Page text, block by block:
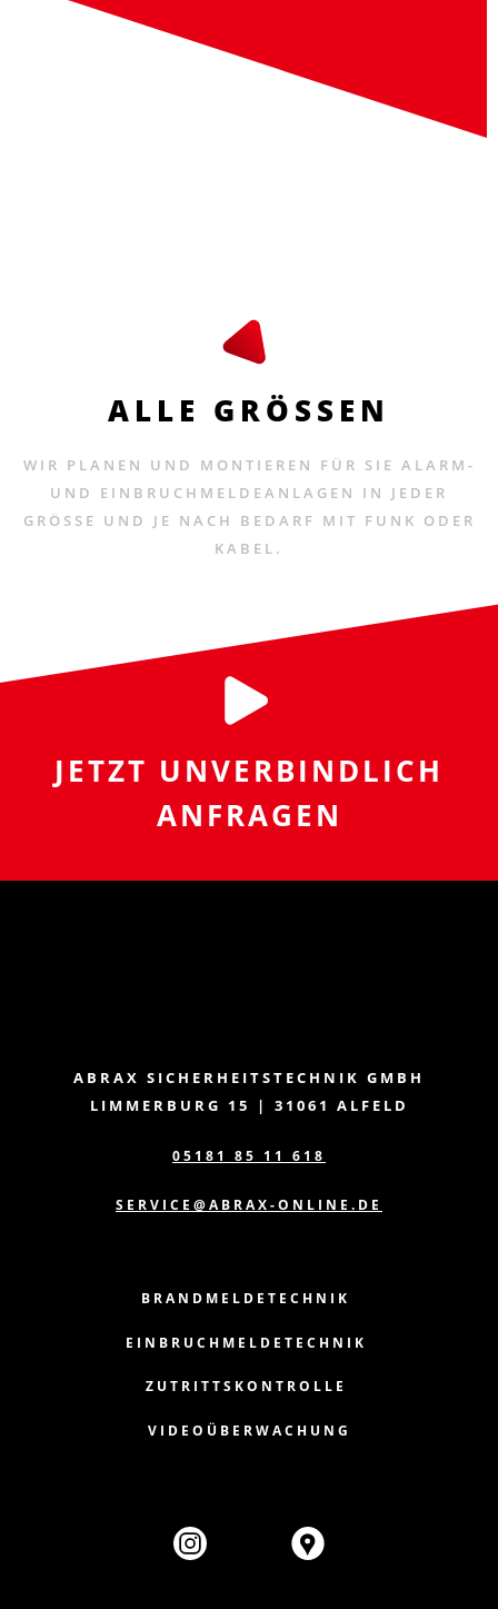
ALLE GRÖSSEN
WIR PLANEN UND MONTIEREN FÜR SIE ALARM-
UND EINBRUCHMELDEANLAGEN IN JEDER
GRÖSSE UND JE NACH BEDARF MIT FUNK ODER
KABEL.
JETZT UNVERBINDLICH
ANFRAGEN
ABRAX SICHERHEITSTECHNIK GMBH
LIMMERBURG 15 | 31061 ALFELD
05181 85 11 618
SERVICE@ABRAX-ONLINE.DE
BRANDMELDETECHNIK
EINBRUCHMELDETECHNIK
ZUTRITTSKONTROLLE
VIDEOÜBERWACHUNG